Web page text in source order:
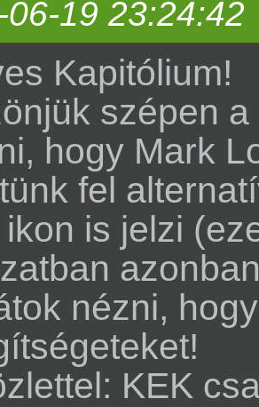
19 23:24:42
Kapitólium!
szépen
hogy Mark
fel
is jelzi
nézni,
KEK